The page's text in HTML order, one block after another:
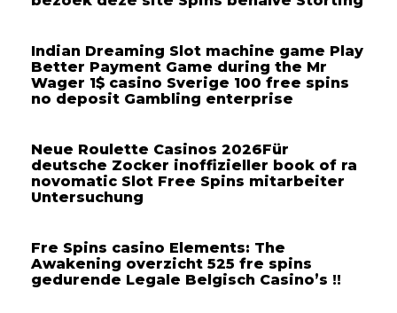
Indian Dreaming Slot machine game Play
Better Payment Game during the Mr
Wager 1$ casino Sverige 100 free spins
no deposit Gambling enterprise
Neue Roulette Casinos 2026Für
deutsche Zocker inoffizieller book of ra
novomatic Slot Free Spins mitarbeiter
Untersuchung
Fre Spins casino Elements: The
Awakening overzicht 525 fre spins
gedurende Legale Belgisch Casino’s !!